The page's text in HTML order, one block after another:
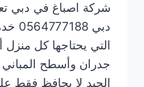
شركة اصباغ في دبي
دبي
التي يحتاجها كل
جدران وأسطح
الجيد لا يحافظ فقط